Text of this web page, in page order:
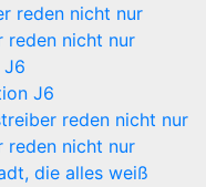
reden nicht nur
reden nicht nur
J6
J6
reden nicht nur
reden nicht nur
die alles weiß